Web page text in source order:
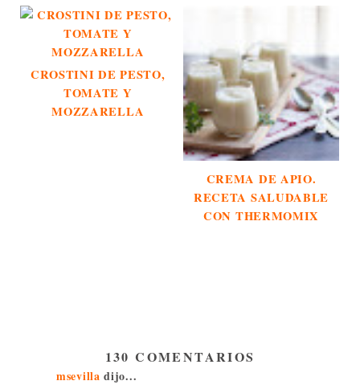
CROSTINI DE PESTO,
TOMATE Y
MOZZARELLA
CREMA DE APIO.
RECETA SALUDABLE
CON THERMOMIX
130 COMENTARIOS
msevilla dijo...